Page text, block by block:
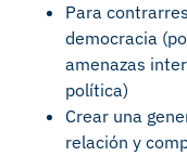
Para
democracia
amenazas
política)
Crear una
relación y